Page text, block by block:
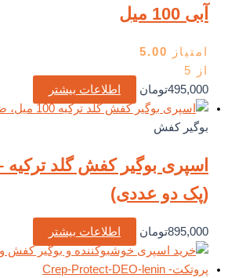
آبی 100 میل
امتیاز
5.00
از 5
495,000تومان
اطلاعات بیشتر
بوگیر کفش
اسپری بوگیر کفش گلد
(پک دو عددی)
895,000تومان اطلاعات بیشتر